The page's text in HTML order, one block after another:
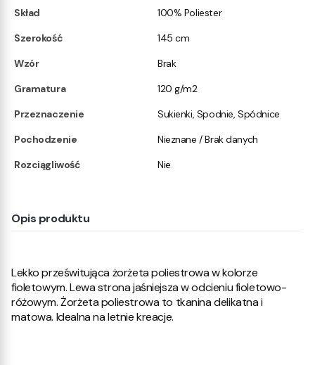
Skład
100% Poliester
Szerokość
145 cm
Wzór
Brak
Gramatura
120 g/m2
Przeznaczenie
Sukienki, Spodnie, Spódnice
Pochodzenie
Nieznane / Brak danych
Rozciągliwość
Nie
Opis produktu
Lekko prześwitująca żorżeta poliestrowa w kolorze
fioletowym. Lewa strona jaśniejsza w odcieniu fioletowo-
różowym. Żorżeta poliestrowa to tkanina delikatna i
matowa. Idealna na letnie kreacje.